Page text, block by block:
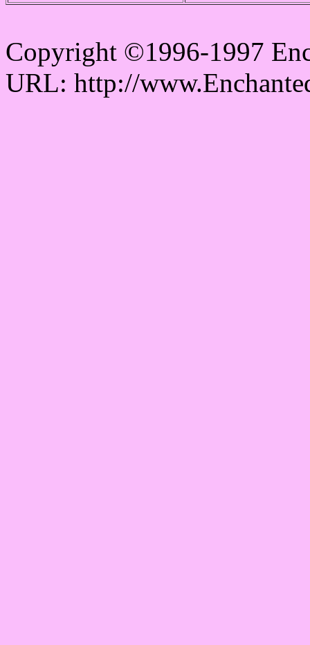
Copyright ©1996-1997
URL: http://